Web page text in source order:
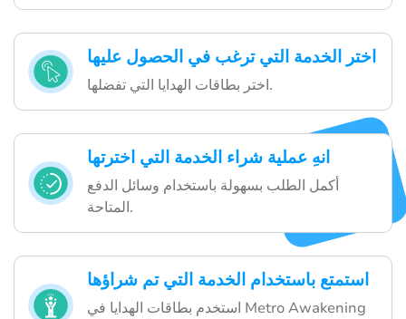
اختر الخدمة التي ترغب في الحصول عليها
اختر بطاقات الهدايا التي تفضلها.
انهِ عملية شراء الخدمة التي اخترتها
أكمل الطلب بسهولة باستخدام وسائل الدفع
المتاحة.
استمتع باستخدام الخدمة التي تم شراؤها
استخدم بطاقات الهدايا في Metro Awakening